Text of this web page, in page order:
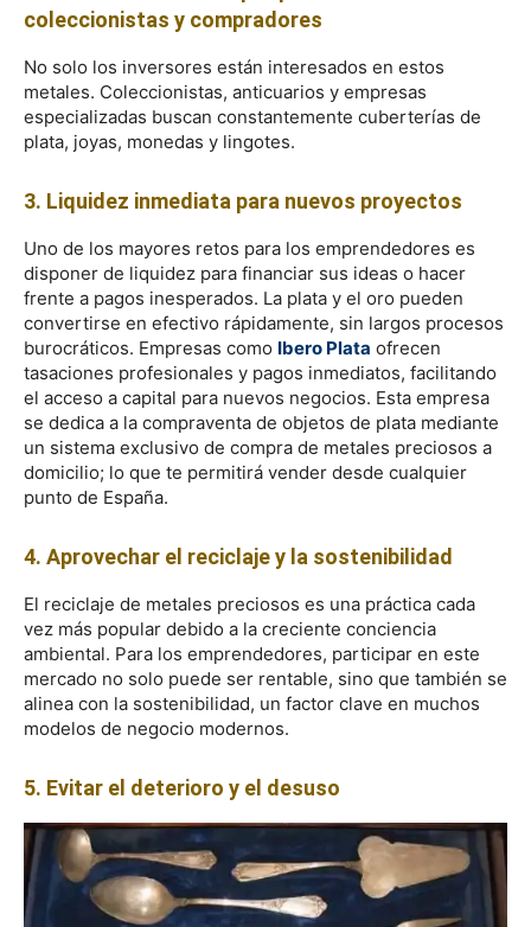
coleccionistas y compradores
No solo los inversores están interesados en estos
metales. Coleccionistas, anticuarios y empresas
especializadas buscan constantemente cuberterías de
plata, joyas, monedas y lingotes.
3. Liquidez inmediata para nuevos proyectos
Uno de los mayores retos para los emprendedores es
disponer de liquidez para financiar sus ideas o hacer
frente a pagos inesperados. La plata y el oro pueden
convertirse en efectivo rápidamente, sin largos procesos
burocráticos. Empresas como Ibero Plata ofrecen
tasaciones profesionales y pagos inmediatos, facilitando
el acceso a capital para nuevos negocios. Esta empresa
se dedica a la compraventa de objetos de plata mediante
un sistema exclusivo de compra de metales preciosos a
domicilio; lo que te permitirá vender desde cualquier
punto de España.
4. Aprovechar el reciclaje y la sostenibilidad
El reciclaje de metales preciosos es una práctica cada
vez más popular debido a la creciente conciencia
ambiental. Para los emprendedores, participar en este
mercado no solo puede ser rentable, sino que también se
alinea con la sostenibilidad, un factor clave en muchos
modelos de negocio modernos.
5. Evitar el deterioro y el desuso